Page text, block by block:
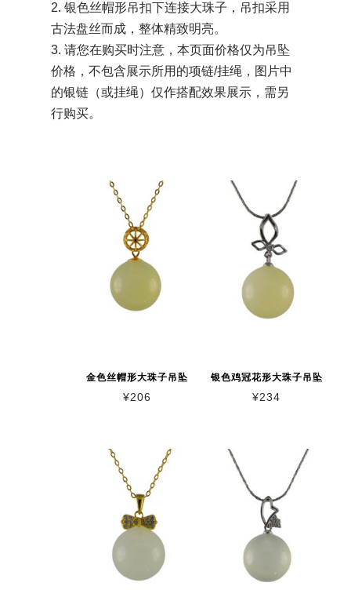
2. 银色丝帽形吊扣下连接大珠子，吊扣采用
古法盘丝而成，整体精致明亮。
3. 请您在购买时注意，本页面价格仅为吊坠
价格，不包含展示所用的项链/挂绳，图片中
的银链（或挂绳）仅作搭配效果展示，需另
行购买。
金色丝帽形大珠子吊坠
¥206
银色鸡冠花形大珠子吊坠
¥234